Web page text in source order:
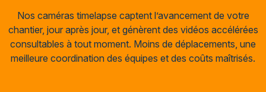
Nos caméras timelapse captent l’avancement de votre
chantier, jour après jour, et génèrent des vidéos accélérées
consultables à tout moment. Moins de déplacements, une
meilleure coordination des équipes et des coûts maîtrisés.